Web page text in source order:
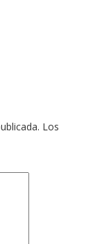
Los